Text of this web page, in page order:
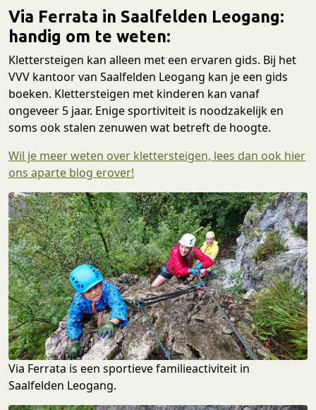
Via Ferrata in Saalfelden Leogang:
handig om te weten:
Klettersteigen kan alleen met een ervaren gids. Bij het
VVV kantoor van Saalfelden Leogang kan je een gids
boeken. Klettersteigen met kinderen kan vanaf
ongeveer 5 jaar. Enige sportiviteit is noodzakelijk en
soms ook stalen zenuwen wat betreft de hoogte.
Wil je meer weten over klettersteigen, lees dan ook hier
ons aparte blog erover!
Via Ferrata is een sportieve familieactiviteit in
Saalfelden Leogang.